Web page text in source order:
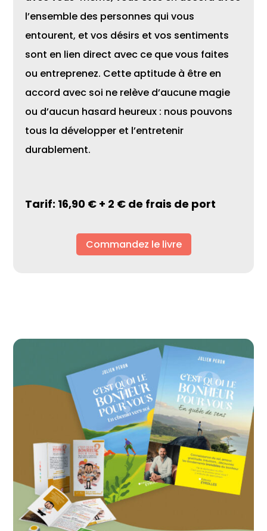
l’ensemble des personnes qui vous
entourent, et vos désirs et vos sentiments
sont en lien direct avec ce que vous faites
ou entreprenez. Cette aptitude à être en
accord avec soi ne relève d’aucune magie
ou d’aucun hasard heureux : nous pouvons
tous la développer et l’entretenir
durablement.
Tarif: 16,90 € + 2 € de frais de port
Commandez le livre